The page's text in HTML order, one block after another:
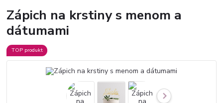
Zápich na krstiny s menom a
dátumami
TOP produkt